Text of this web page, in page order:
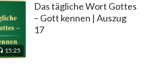
15:25
Das tägliche Wort Gottes
– Gott kennen | Auszug
17